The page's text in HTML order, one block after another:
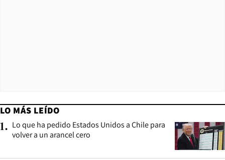
LO MÁS LEÍDO
1. Lo que ha pedido Estados Unidos a Chile para
volver a un arancel cero